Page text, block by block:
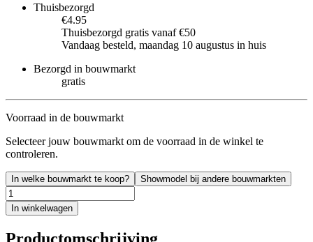
Thuisbezorgd
€4.95
Thuisbezorgd gratis vanaf €50
Vandaag besteld, maandag 10 augustus in huis
Bezorgd in bouwmarkt
gratis
Voorraad in de bouwmarkt
Selecteer jouw bouwmarkt om de voorraad in de winkel te
controleren.
In welke bouwmarkt te koop? Showmodel bij andere bouwmarkten
In winkelwagen
Productomschrijving